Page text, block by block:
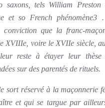
saxons, tels William
et so French phénomène3
conviction que la franc-
XVIIIe, voire le XVIIe siècle,
reste à étayer leur thèse
sur des parentés de rituels.
sort réservé à la
et qui se targue par